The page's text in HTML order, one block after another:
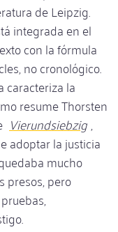
de Leipzig.
integrada en el
con la fórmula
no cronológico.
caracteriza la
resume Thorsten
Vierundsiebzig,
adoptar la justicia
mucho
presos, pero